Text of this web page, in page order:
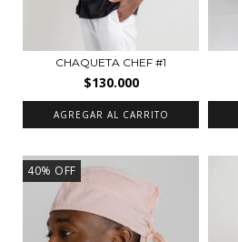
CHAQUETA CHEF #1
$130.000
AGREGAR AL CARRITO
40% OFF